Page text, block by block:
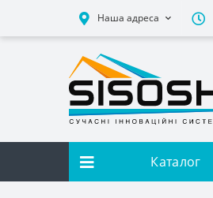
Наша адреса
Каталог